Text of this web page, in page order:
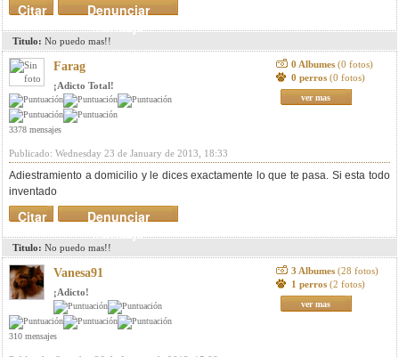
Denunciar
mensaje
Citar
Titulo: No puedo mas!!
Farag
¡Adicto Total!
3378 mensajes
0 Albumes (0 fotos)
0 perros (0 fotos)
ver mas
Publicado: Wednesday 23 de January de 2013, 18:33
Adiestramiento a domicilio y le dices exactamente lo que te pasa. Si esta todo
inventado
Denunciar
mensaje
Citar
Titulo: No puedo mas!!
Vanesa91
¡Adicto!
310 mensajes
3 Albumes (28 fotos)
1 perros (2 fotos)
ver mas